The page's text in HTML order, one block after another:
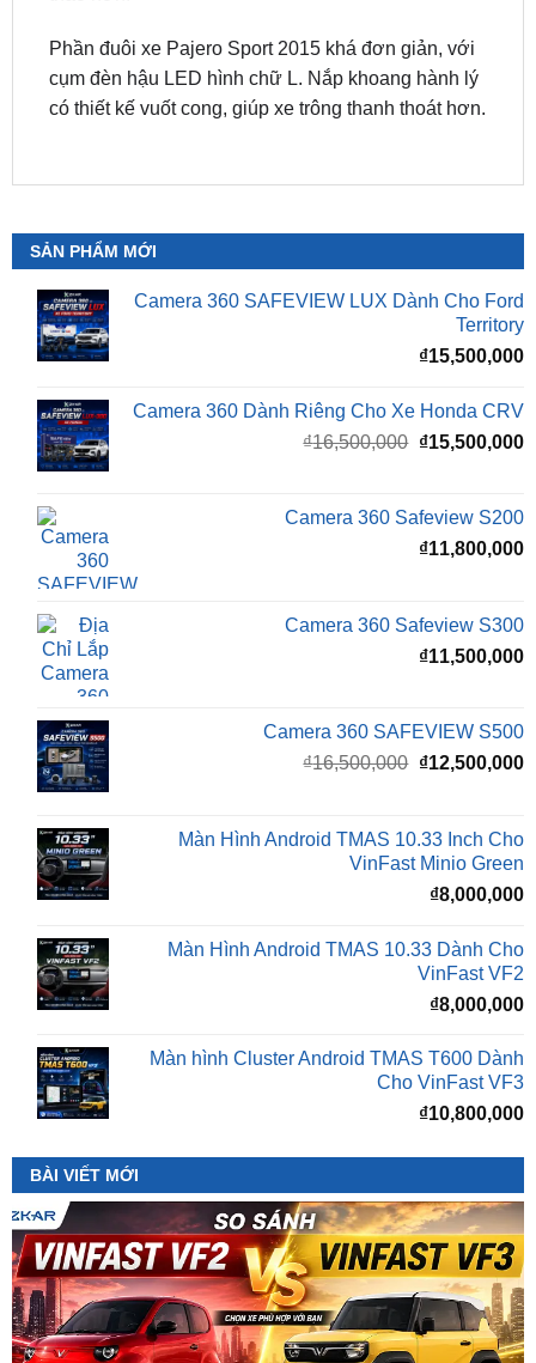
có thiết kế vuốt cong, giúp xe trông thanh thoát hơn.
SẢN PHẨM MỚI
Camera 360 SAFEVIEW LUX Dành Cho Ford
₫15,500,000
Camera 360 Dành Riêng Cho Xe Honda CRV
gốc
₫16,500,000.
Camera 360 Safeview S200
Camera 360 Safeview S300
Camera 360 SAFEVIEW S500
gốc
là:
₫16,500,000.
Màn Hình Android TMAS 10.33 Inch Cho
₫8,000,000
Màn Hình Android TMAS 10.33 Dành Cho
₫8,000,000
Màn hình Cluster Android TMAS T600 Dành
Cho VinFast VF3
₫10,800,000
BÀI VIẾT MỚI